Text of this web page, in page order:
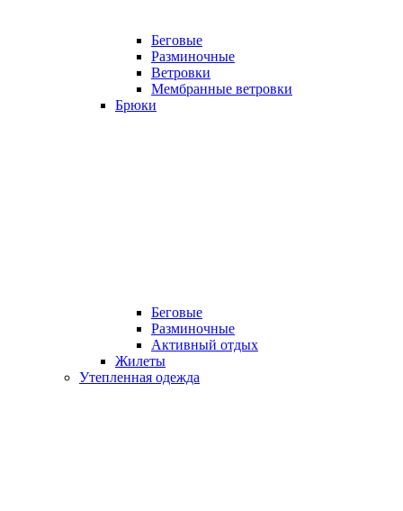
Беговые
Разминочные
Ветровки
Мембранные ветровки
Брюки
Беговые
Разминочные
Активный отдых
Жилеты
Утепленная одежда